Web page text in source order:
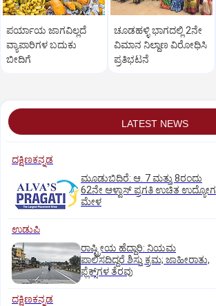
ಪರ್ಯಾಯ ಜಾಗವಿಲ್ಲದೆ
ವ್ಯಾಪಾರಿಗಳ ಬದುಕು
ಬೀದಿಗೆ
ಚೂಡಹಳ್ಳಿ ಭಾಗದಲ್ಲಿ 2ನೇ
ವಿಮಾನ ನಿಲ್ದಾಣ ವಿರೋಧಿಸಿ
ಪ್ರತಿಭಟನೆ
LATEST NEWS
ದಕ್ಷಿಣಕನ್ನಡ
ಮೂಡುಬಿದಿರೆ: ಆ. 7 ಮತ್ತು 8ರಂದು
62ನೇ ಆಳ್ವಾಸ್‌ ಪ್ರಗತಿ ಉಚಿತ ಉದ್ಯೋಗ
ಮೇಳ
ಉಡುಪಿ
ರಾಷ್ಟ್ರೀಯ ಹೆದ್ದಾರಿ: ನಿಯಮ
ಪಾಲಿಸದಿದ್ದರೆ ಶಿಸ್ತು ಕ್ರಮ; ಜಾಹೀರಾತು,
ಫ್ಲೆಕ್ಸ್‌ಗಳ ತೆರವು
ದಕ್ಷಿಣಕನ್ನಡ